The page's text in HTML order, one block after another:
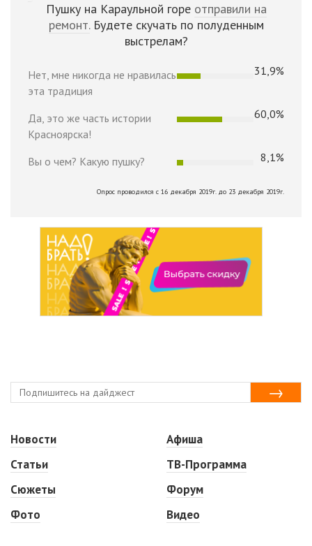
Пушку на Караульной горе отправили на
ремонт.Будете скучать по полуденным
выстрелам?
Нет, мне никогда не нравилась
эта традиция
31,9%
Да, это же часть истории
Красноярска!
60,0%
Вы о чем? Какую пушку? 8,1%
Опрос проводился с 16 декабря 2019г. до 23 декабря 2019г.
Новости
Статьи
Сюжеты
Фото
Афиша
ТВ-Программа
Форум
Видео